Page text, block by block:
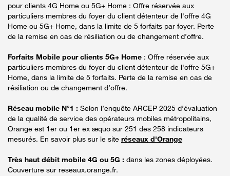
pour clients 4G Home ou 5G+ Home : Offre réservée aux
particuliers membres du foyer du client détenteur de l'offre 4G
Home ou 5G+ Home, dans la limite de 5 forfaits par foyer. Perte
de la remise en cas de résiliation ou de changement d’offre.
Forfaits Mobile pour clients 5G+ Home : Offre réservée aux
particuliers membres du foyer du client détenteur de l'offre 5G+
Home, dans la limite de 5 forfaits. Perte de la remise en cas de
résiliation ou de changement d’offre.
Réseau mobile N°1 : Selon l’enquête ARCEP 2025 d’évaluation
de la qualité de service des opérateurs mobiles métropolitains,
Orange est 1er ou 1er ex æquo sur 251 des 258 indicateurs
mesurés. En savoir plus sur le site réseaux d'Orange
Très haut débit mobile 4G ou 5G : dans les zones déployées.
Couverture sur reseaux.orange.fr.